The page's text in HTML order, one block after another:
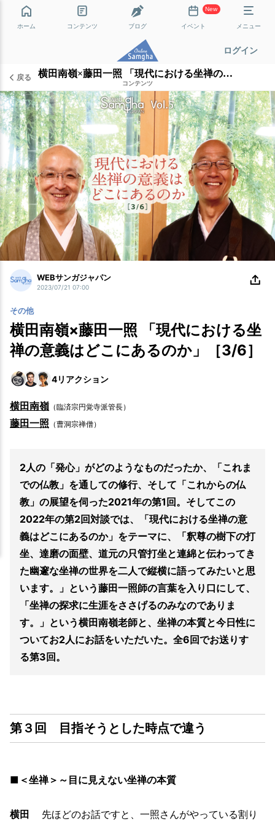
ホーム コンテンツ ブログ
New
イベント メニュー
ログイン
戻る 横田南嶺×藤田一照 「現代における坐禅の意義はどこにあるのか」［3/6］
コンテンツ
WEBサンガジャパン
2023/07/21 07:00
その他
横田南嶺×藤田一照 「現代における坐
禅の意義はどこにあるのか」［3/6］
4リアクション
横田南嶺 （臨済宗円覚寺派管長）
藤田一照 （曹洞宗禅僧）
2人の「発心」がどのようなものだったか、「これま
での仏教」を通しての修行、そして「これからの仏
教」の展望を伺った2021年の第1回。そしてこの
2022年の第2回対談では、「現代における坐禅の意
義はどこにあるのか」をテーマに、「釈尊の樹下の打
坐、達磨の面壁、道元の只管打坐と連綿と伝わってき
た幽邃な坐禅の世界を二人で縦横に語ってみたいと思
います。」という藤田一照師の言葉を入り口にして、
「坐禅の探求に生涯をささげるのみなのでありま
す。」という横田南嶺老師と、坐禅の本質と今日性に
ついてお2人にお話をいただいた。全6回でお送りす
る第3回。
第３回 目指そうとした時点で違う
■＜坐禅＞～目に見えない坐禅の本質
横田 先ほどのお話ですと、一照さんがやっている割り